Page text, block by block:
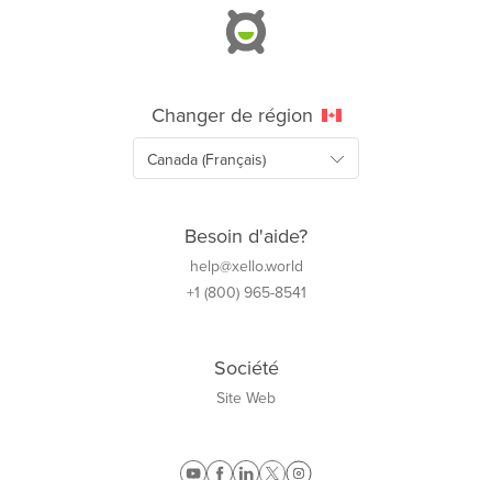
Changer de région
Besoin d'aide?
help@xello.world
+1 (800) 965-8541
Société
Site Web